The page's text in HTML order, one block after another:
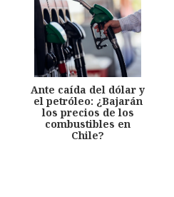
Ante caída del dólar y
el petróleo: ¿Bajarán
los precios de los
combustibles en
Chile?